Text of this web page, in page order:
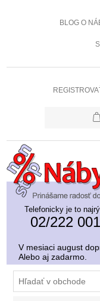
BLOG O
Telefonicky je to
02/222
V mesiaci august
Alebo aj zadarmo.